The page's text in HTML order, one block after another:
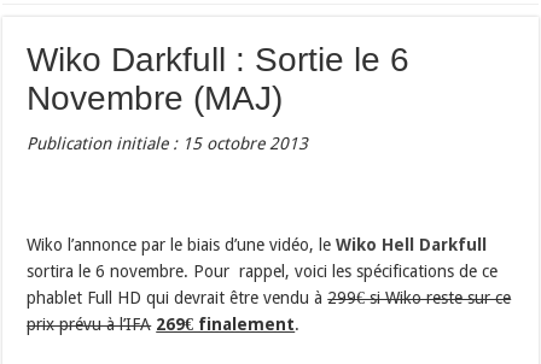
Wiko Darkfull : Sortie le 6
Novembre (MAJ)
Publication initiale : 15 octobre 2013
Wiko l’annonce par le biais d’une vidéo, leWiko Hell Darkfull
sortira le 6 novembre. Pour rappel, voici les spécifications de ce
phablet Full HD qui devrait être vendu à299€ si Wiko reste sur ce
prix prévu à l’IFA 269€ finalement.